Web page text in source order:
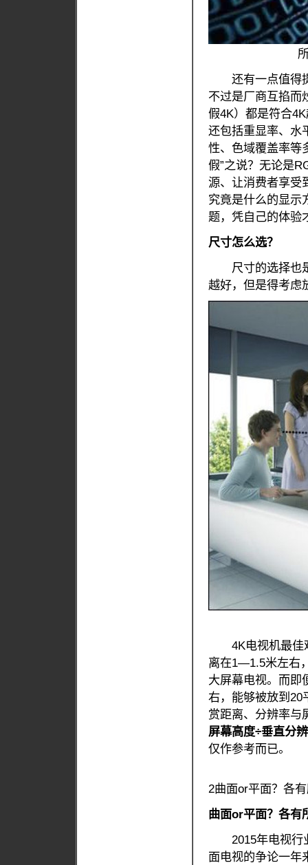
还有一点值得提
不过是厂商互掐而
假4K）都是符合
还包括重显率、水
性、色域覆盖率等
假”之说？无论是
源、让消费者享受
究竟是什么的显示
题，凭自己的体验
尺寸怎么选？
尺寸的选择也是
越好，但是得考虑
4K电视机最佳观
离在1—1.5米左右
大屏幕电视。而即
右，能够被放到20
赏距离、分辨率与
屏幕高度÷垂直分
仅作参考而已。
2曲面or平面？各
曲面or平面？各有
2015年电视行业
面电视的争论一年